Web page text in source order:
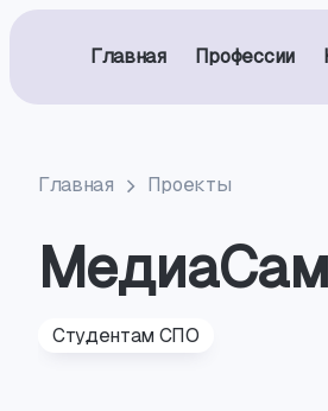
Главная Профессии
Главная Проекты
Студентам СПО